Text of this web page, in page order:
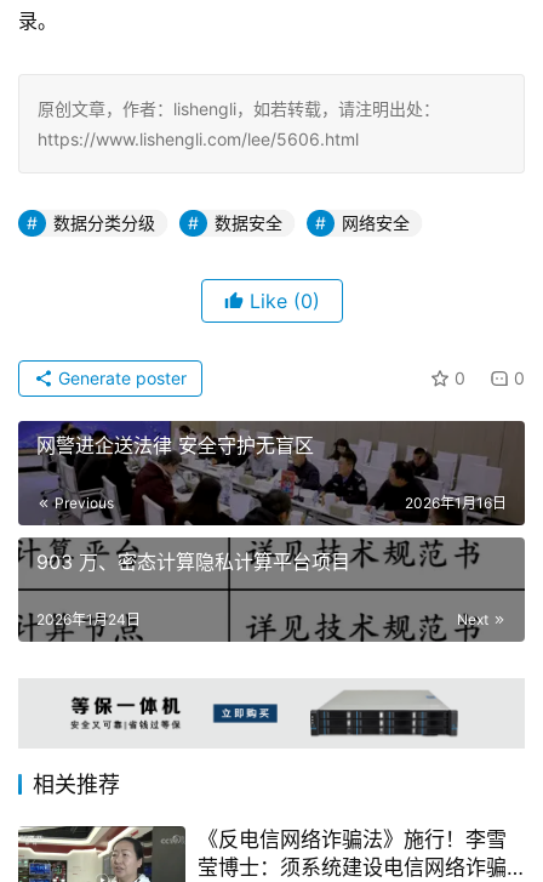
录。
原创文章，作者：lishengli，如若转载，请注明出处：
https://www.lishengli.com/lee/5606.html
数据分类分级 数据安全 网络安全
Like (0)
0 0
Generate poster
网警进企送法律 安全守护无盲区
Previous 2026年1月16日
903 万、密态计算隐私计算平台项目
Next
2026年1月24日
相关推荐
《反电信网络诈骗法》施行！李雪
莹博士：须系统建设电信网络诈骗